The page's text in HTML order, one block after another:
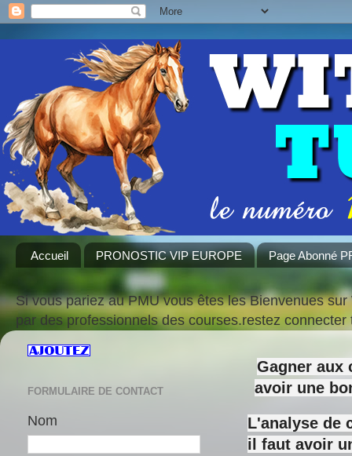
Accueil PRONOSTIC VIP EUROPE Page Abonné
Si vous pariez au PMU vous êtes les Bienvenues
par des professionnels des courses.restez
Gagner aux
avoir une
L'analyse de
il faut avoir
FORMULAIRE DE CONTACT
Nom